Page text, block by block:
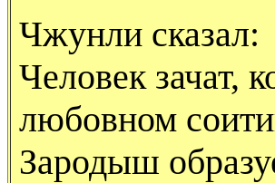
Чжунли сказал:
Человек зачат,
любовном
Зародыш